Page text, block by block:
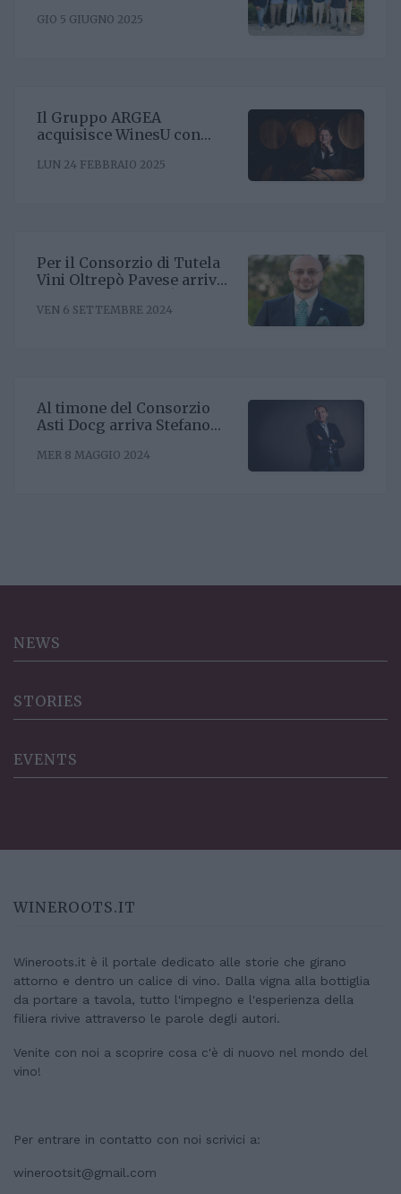
GIO 5 GIUGNO 2025
Il Gruppo ARGEA
acquisisce WinesU con
posizionamento negli Stati
LUN 24 FEBBRAIO 2025
Per il Consorzio di Tutela
Vini Oltrepò Pavese arriva
Riccardo Binda
VEN 6 SETTEMBRE 2024
Al timone del Consorzio
Asti Docg arriva Stefano
sinergia associativa e far
MER 8 MAGGIO 2024
NEWS
STORIES
EVENTS
WINEROOTS.IT
Wineroots.it è il portale dedicato alle storie che girano
attorno e dentro un calice di vino. Dalla vigna alla bottiglia
da portare a tavola, tutto l'impegno e l'esperienza della
filiera rivive attraverso le parole degli autori.
Venite con noi a scoprire cosa c'è di nuovo nel mondo del
vino!
Per entrare in contatto con noi scrivici a:
winerootsit@gmail.com